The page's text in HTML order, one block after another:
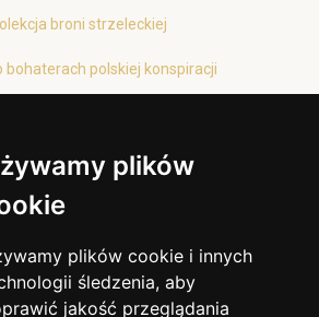
plików
plików cookie i innych
śledzenia, aby
jakość przeglądania
broni strzeleckiej
polskiej konspiracji
KULTURY MIASTA KRAKOWA I